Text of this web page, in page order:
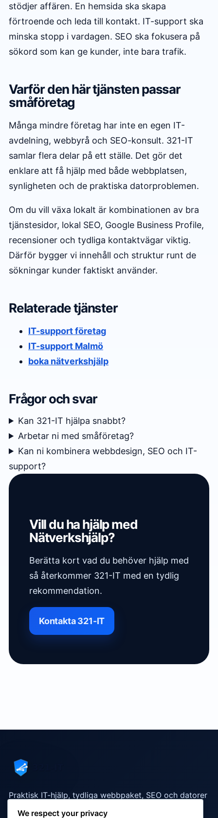
stödjer affären. En hemsida ska skapa
förtroende och leda till kontakt. IT-support ska
minska stopp i vardagen. SEO ska fokusera på
sökord som kan ge kunder, inte bara trafik.
Varför den här tjänsten passar
småföretag
Många mindre företag har inte en egen IT-
avdelning, webbyrå och SEO-konsult. 321-IT
samlar flera delar på ett ställe. Det gör det
enklare att få hjälp med både webbplatsen,
synligheten och de praktiska datorproblemen.
Om du vill växa lokalt är kombinationen av bra
tjänstesidor, lokal SEO, Google Business Profile,
recensioner och tydliga kontaktvägar viktig.
Därför bygger vi innehåll och struktur runt de
sökningar kunder faktiskt använder.
Relaterade tjänster
IT-support företag
IT-support Malmö
boka nätverkshjälp
Frågor och svar
Kan 321-IT hjälpa snabbt?
Arbetar ni med småföretag?
Kan ni kombinera webbdesign, SEO och IT-
support?
Vill du ha hjälp med
Nätverkshjälp?
Berätta kort vad du behöver hjälp med
så återkommer 321-IT med en tydlig
rekommendation.
Kontakta 321-IT
Praktisk IT-hjälp, tydliga webbpaket, SEO och datorer
som fungerar i vardagen.
We respect your privacy